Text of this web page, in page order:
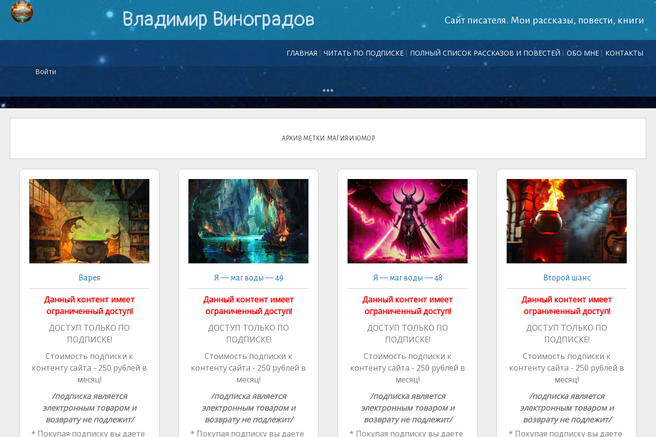
Владимир Виноградов Сайт писателя. Мои рассказы, повести, книги
ГЛАВНАЯ ЧИТАТЬ ПО ПОДПИСКЕ ПОЛНЫЙ СПИСОК РАССКАЗОВ И ПОВЕСТЕЙ ОБО МНЕ
КОНТАКТЫ
Войти
***
АРХИВ МЕТКИ: МАГИЯ И ЮМОР
Варея
Данный контент имеет
ограниченный доступ!
ДОСТУП ТОЛЬКО ПО
ПОДПИСКЕ!
Стоимость подписки к
контенту сайта - 250 рублей в
месяц!
/подписка является
электронным товаром и
возврату не подлежит/
* Покупая подписку вы даете
Я — маг воды — 49
Данный контент имеет
ограниченный доступ!
ДОСТУП ТОЛЬКО ПО
ПОДПИСКЕ!
Стоимость подписки к
контенту сайта - 250 рублей в
месяц!
/подписка является
электронным товаром и
возврату не подлежит/
* Покупая подписку вы даете
Я — маг воды — 48
Данный контент имеет
ограниченный доступ!
ДОСТУП ТОЛЬКО ПО
ПОДПИСКЕ!
Стоимость подписки к
контенту сайта - 250 рублей в
месяц!
/подписка является
электронным товаром и
возврату не подлежит/
* Покупая подписку вы даете
Второй шанс
Данный контент имеет
ограниченный доступ!
ДОСТУП ТОЛЬКО ПО
ПОДПИСКЕ!
Стоимость подписки к
контенту сайта - 250 рублей в
месяц!
/подписка является
электронным товаром и
возврату не подлежит/
* Покупая подписку вы даете